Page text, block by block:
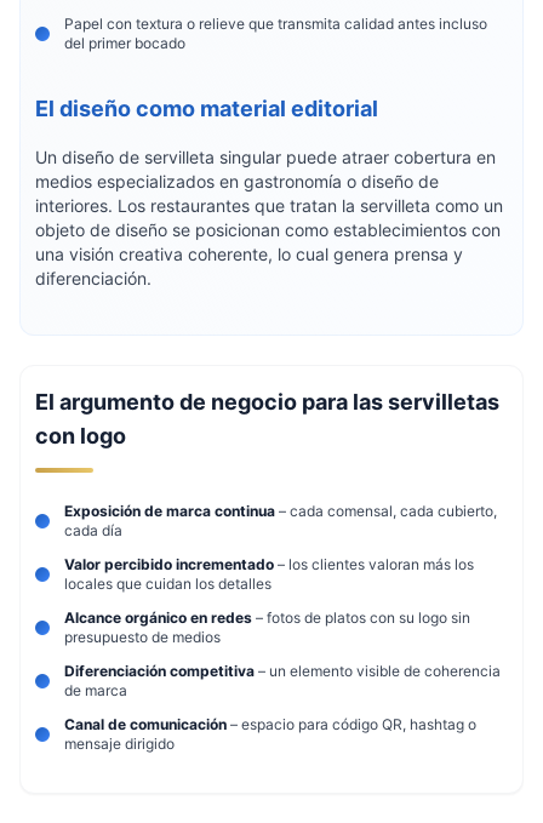
Papel con textura o relieve que transmita calidad antes incluso
del primer bocado
El diseño como material editorial
Un diseño de servilleta singular puede atraer cobertura en
medios especializados en gastronomía o diseño de
interiores. Los restaurantes que tratan la servilleta como un
objeto de diseño se posicionan como establecimientos con
una visión creativa coherente, lo cual genera prensa y
diferenciación.
El argumento de negocio para las servilletas
con logo
Exposición de marca continua – cada comensal, cada cubierto,
cada día
Valor percibido incrementado – los clientes valoran más los
locales que cuidan los detalles
Alcance orgánico en redes – fotos de platos con su logo sin
presupuesto de medios
Diferenciación competitiva – un elemento visible de coherencia
de marca
Canal de comunicación – espacio para código QR, hashtag o
mensaje dirigido